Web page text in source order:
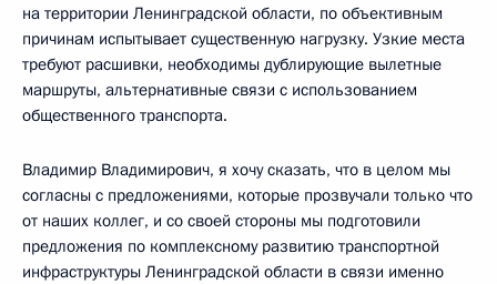
на территории Ленинградской области, по объективным
причинам испытывает существенную нагрузку. Узкие места
требуют расшивки, необходимы дублирующие вылетные
маршруты, альтернативные связи с использованием
общественного транспорта.
Владимир Владимирович, я хочу сказать, что в целом мы
согласны с предложениями, которые прозвучали только что
от наших коллег, и со своей стороны мы подготовили
предложения по комплексному развитию транспортной
инфраструктуры Ленинградской области в связи именно